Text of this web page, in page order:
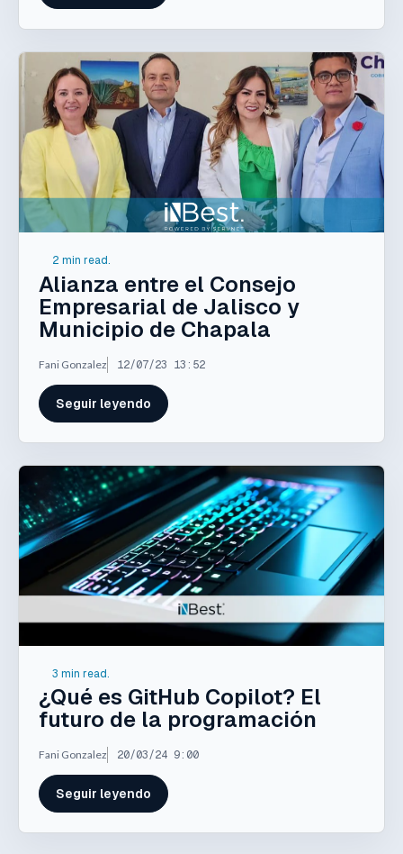
2 min read.
Alianza entre el Consejo
Empresarial de Jalisco y
Municipio de Chapala
Fani Gonzalez 12/07/23 13:52
Seguir leyendo
3 min read.
¿Qué es GitHub Copilot? El
futuro de la programación
Fani Gonzalez 20/03/24 9:00
Seguir leyendo